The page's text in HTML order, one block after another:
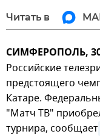
Читать в
СИМФЕРОПОЛЬ,
Российские
предстоящего
Катаре.
"Матч ТВ"
турнира, сообщает